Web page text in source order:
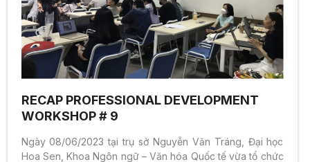
RECAP PROFESSIONAL DEVELOPMENT
WORKSHOP # 9
Ngày 08/06/2023 tại trụ sở Nguyễn Văn Tráng, Đại học
Hoa Sen, Khoa Ngôn ngữ – Văn hóa Quốc tế vừa tổ chức